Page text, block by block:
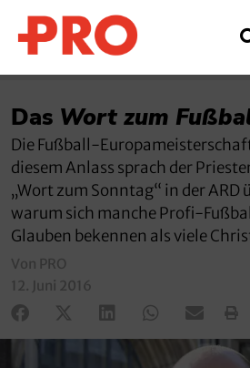
Das Wort zum
Die Fußball-
diesem Anlass sprach der
„Wort zum Sonntag“ in der ARD
warum sich manche Profi-
Glauben bekennen als viele
Von PRO
12. Juni 2016